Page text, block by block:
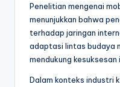
Penelitian mengenai
menunjukkan bahwa
terhadap jaringan
adaptasi lintas budaya
mendukung
Dalam konteks industri